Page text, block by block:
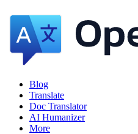
Blog
Translate
Doc Translator
AI Humanizer
More